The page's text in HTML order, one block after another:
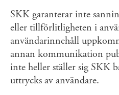
SKK garanterar inte
eller tillförlitligheten i
användarinnehåll
annan kommunikation
inte heller ställer sig SKK
uttrycks av användare.